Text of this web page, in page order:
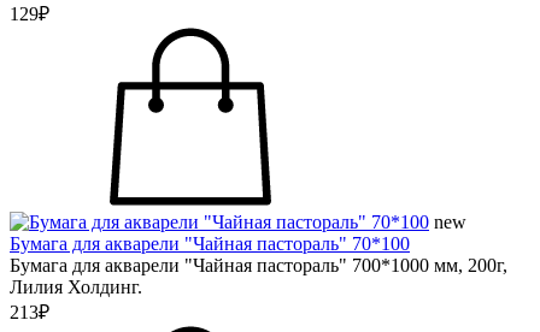
129₽
new
Бумага для акварели "Чайная пастораль" 70*100
Бумага для акварели "Чайная пастораль" 700*1000 мм, 200г,
Лилия Холдинг.
213₽